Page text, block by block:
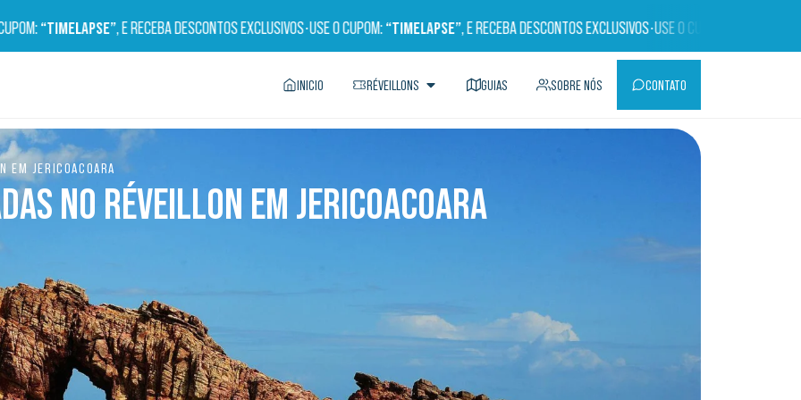
“TIMELAPSE”, E RECEBA DESCONTOS EXCLUSIVOS•USE O CUPOM:“TIMELAPSE”, E RECEBA DESCONTOS EXCLUSIVOS•USE O CUPOM:
INICIO RÉVEILLONS GUIAS SOBRE NÓS CONTATO
EM JERICOACOARA
NO RÉVEILLON EM JERICOACOARA